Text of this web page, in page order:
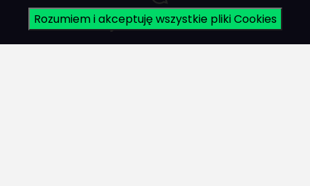
Profesjonalne doradztwo
Rozumiem i akceptuję wszystkie pliki Cookies